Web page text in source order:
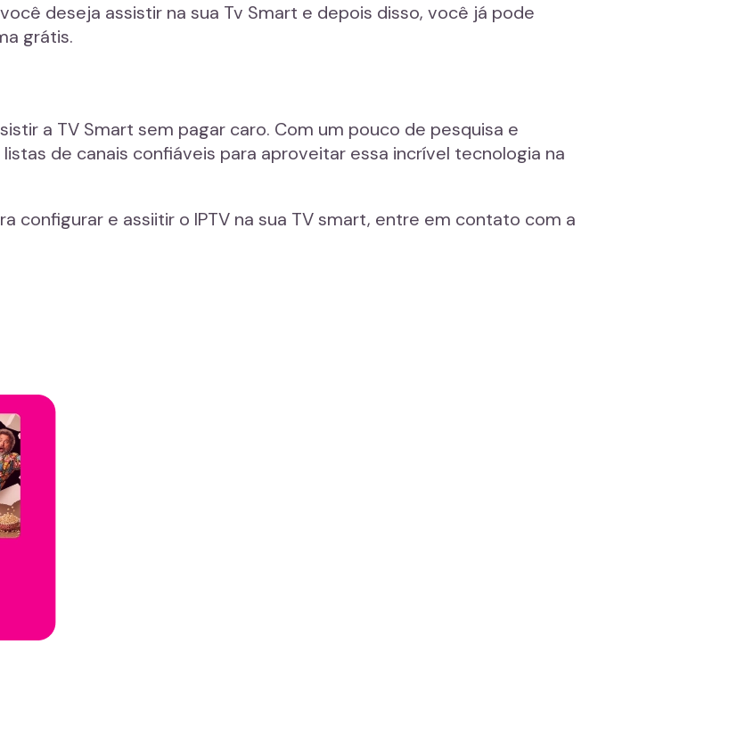
deseja assistir na sua Tv Smart e depois disso, você já pode
grátis.
a TV Smart sem pagar caro. Com um pouco de pesquisa e
de canais confiáveis para aproveitar essa incrível tecnologia na
configurar e assiitir o IPTV na sua TV smart, entre em contato com a